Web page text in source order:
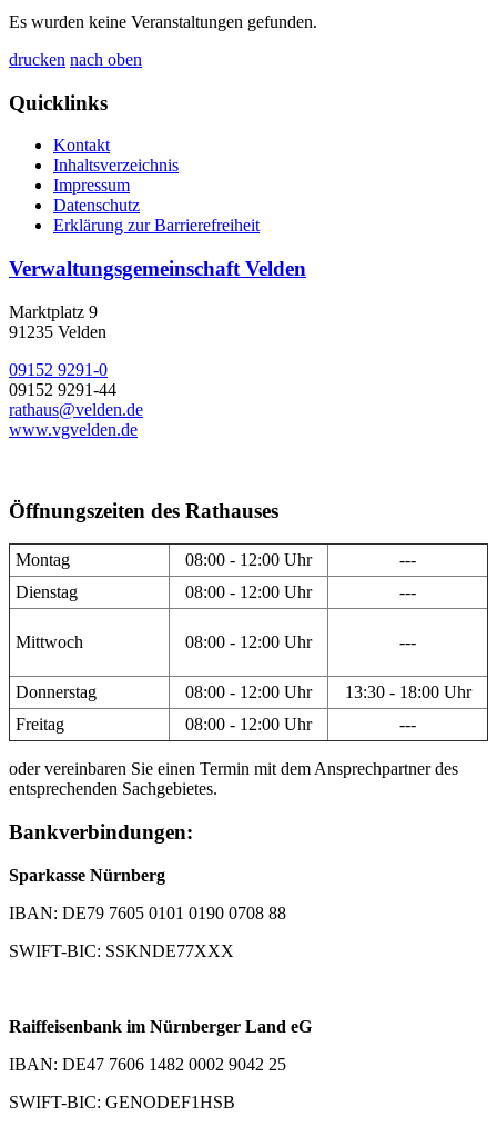
Es wurden keine Veranstaltungen gefunden.
drucken nach oben
Quicklinks
Kontakt
Inhaltsverzeichnis
Impressum
Datenschutz
Erklärung zur Barrierefreiheit
Verwaltungsgemeinschaft Velden
Marktplatz 9
91235 Velden
09152 9291-0
09152 9291-44
rathaus@velden.de
www.vgvelden.de
Öffnungszeiten des Rathauses
Montag 08:00 - 12:00 Uhr
---
Dienstag
08:00 - 12:00 Uhr ---
Mittwoch 08:00 - 12:00 Uhr ---
Donnerstag 08:00 - 12:00 Uhr
13:30 - 18:00 Uhr
Freitag
08:00 - 12:00 Uhr ---
oder vereinbaren Sie einen Termin mit dem Ansprechpartner des
entsprechenden Sachgebietes.
Bankverbindungen:
Sparkasse Nürnberg
IBAN: DE79 7605 0101 0190 0708 88
SWIFT-BIC: SSKNDE77XXX
Raiffeisenbank im Nürnberger Land eG
IBAN: DE47 7606 1482 0002 9042 25
SWIFT-BIC: GENODEF1HSB